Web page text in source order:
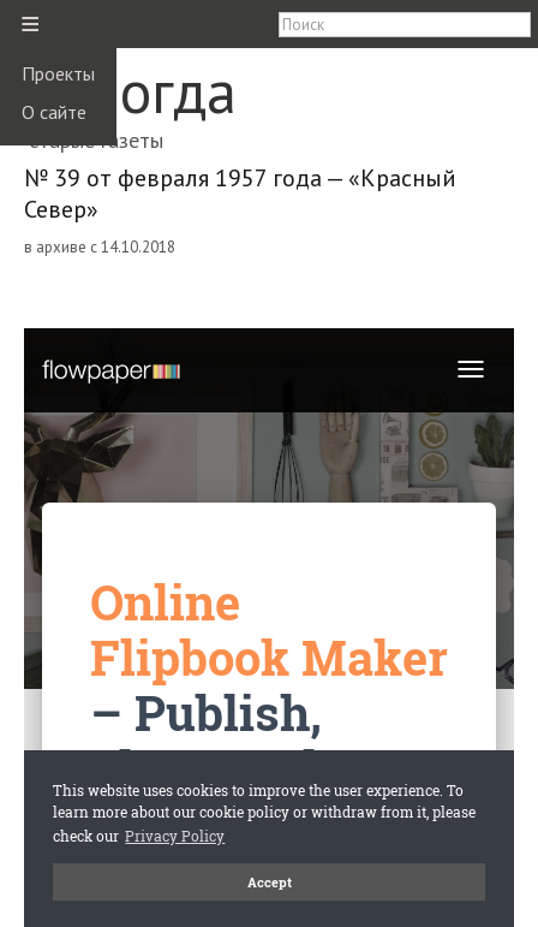
≡
Проекты
О сайте
Вологда
старые газеты
№ 39 от февраля 1957 года — «Красный
Север»
в архиве с 14.10.2018